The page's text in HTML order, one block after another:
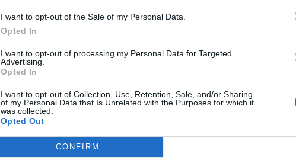
I want to opt-out of the Sale of my Personal Data.
Opted In
I want to opt-out of processing my Personal Data for Targeted
Advertising.
Opted In
I want to opt-out of Collection, Use, Retention, Sale, and/or Sharing
of my Personal Data that Is Unrelated with the Purposes for which it
was collected.
Opted Out
CONFIRM